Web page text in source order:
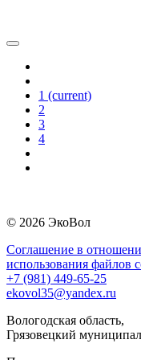
1 (current)
2
3
4
© 2026 ЭкоВол
Соглашение в
использования файлов
+7 (981) 449-65-25
ekovol35@yandex.ru
Вологодская область,
Грязовецкий